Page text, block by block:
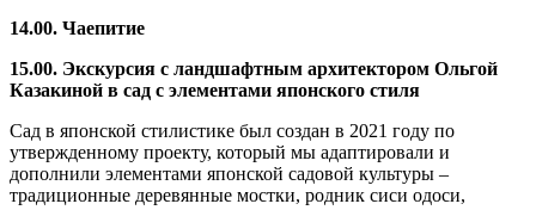
14.00. Чаепитие
15.00. Экскурсия с ландшафтным архитектором Ольгой
Казакиной в сад с элементами японского стиля
Сад в японской стилистике был создан в 2021 году по
утвержденному проекту, который мы адаптировали и
дополнили элементами японской садовой культуры –
традиционные деревянные мостки, родник сиси одоси,